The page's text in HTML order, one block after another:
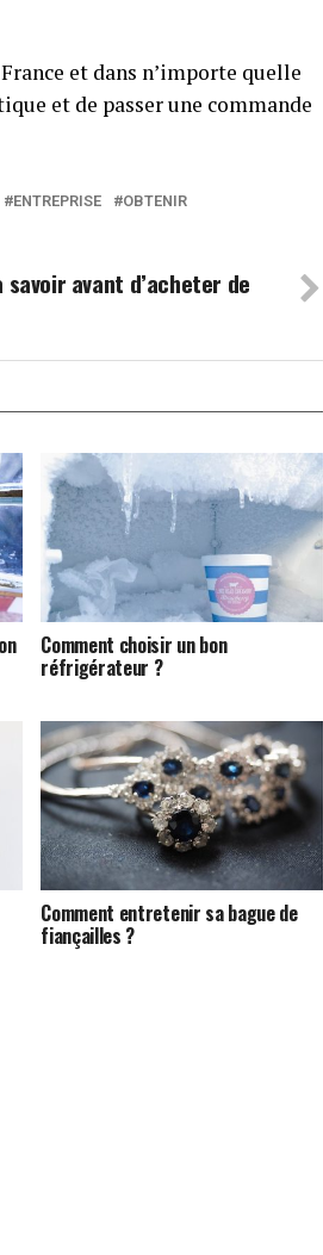
et dans n’importe quelle
et de passer une commande
ENTREPRISE OBTENIR
savoir avant d’acheter de
Comment choisir un bon
réfrigérateur ?
Comment entretenir sa bague de
fiançailles ?